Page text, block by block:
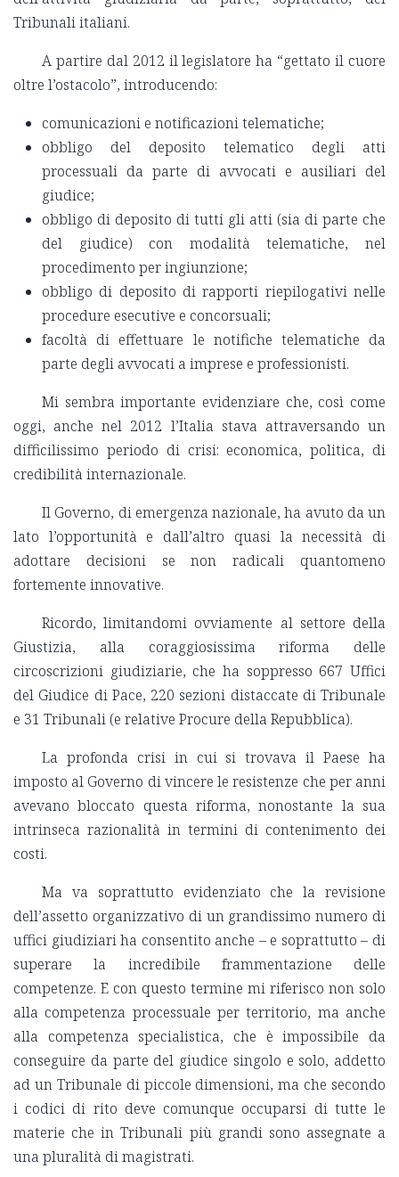
Tribunali italiani.
A partire dal 2012 il legislatore ha “gettato il cuore
oltre l’ostacolo”, introducendo:
comunicazioni e notificazioni telematiche;
obbligo del deposito telematico degli atti
processuali da parte di avvocati e ausiliari del
giudice;
obbligo di deposito di tutti gli atti (sia di parte che
del giudice) con modalità telematiche, nel
procedimento per ingiunzione;
obbligo di deposito di rapporti riepilogativi nelle
procedure esecutive e concorsuali;
facoltà di effettuare le notifiche telematiche da
parte degli avvocati a imprese e professionisti.
Mi sembra importante evidenziare che, così come
oggi, anche nel 2012 l’Italia stava attraversando un
difficilissimo periodo di crisi: economica, politica, di
credibilità internazionale.
Il Governo, di emergenza nazionale, ha avuto da un
lato l’opportunità e dall’altro quasi la necessità di
adottare decisioni se non radicali quantomeno
fortemente innovative.
Ricordo, limitandomi ovviamente al settore della
Giustizia, alla coraggiosissima riforma delle
circoscrizioni giudiziarie, che ha soppresso 667 Uffici
del Giudice di Pace, 220 sezioni distaccate di Tribunale
e 31 Tribunali (e relative Procure della Repubblica).
La profonda crisi in cui si trovava il Paese ha
imposto al Governo di vincere le resistenze che per anni
avevano bloccato questa riforma, nonostante la sua
intrinseca razionalità in termini di contenimento dei
costi.
Ma va soprattutto evidenziato che la revisione
dell’assetto organizzativo di un grandissimo numero di
uffici giudiziari ha consentito anche – e soprattutto – di
superare la incredibile frammentazione delle
competenze. E con questo termine mi riferisco non solo
alla competenza processuale per territorio, ma anche
alla competenza specialistica, che è impossibile da
conseguire da parte del giudice singolo e solo, addetto
ad un Tribunale di piccole dimensioni, ma che secondo
i codici di rito deve comunque occuparsi di tutte le
materie che in Tribunali più grandi sono assegnate a
una pluralità di magistrati.